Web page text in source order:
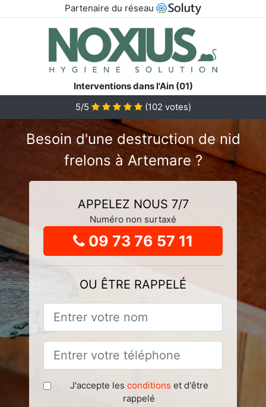
Partenaire du réseau
Interventions dans l'Ain (01)
5/5 (102 votes)
Besoin d'une destruction de nid
frelons à Artemare ?
APPELEZ NOUS 7/7
Numéro non surtaxé
09 73 76 57 11
OU ÊTRE RAPPELÉ
J'accepte les conditions et d'être
rappelé